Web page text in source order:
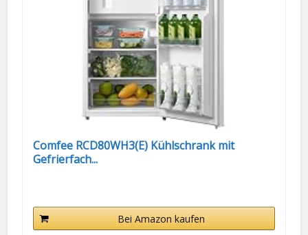
Comfee RCD80WH3(E) Kühlschrank mit
Gefrierfach...
Bei Amazon kaufen